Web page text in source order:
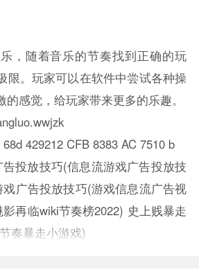
，随着音乐的节奏找到正确的玩
限。玩家可以在软件中尝试各种操
感觉，给玩家带来更多的乐趣。
429212 CFB 8383 AC 7510 b
投放技巧(信息流游戏广告投放技
戏广告投放技巧(游戏信息流广告视
再临wiki节奏榜2022) 史上贱暴走
奏暴走小游戏)